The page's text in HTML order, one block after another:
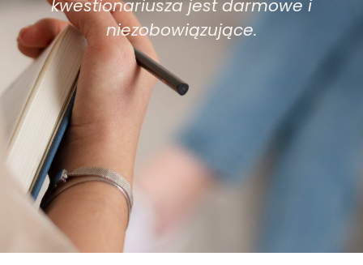
Gdy czujesz, że „coś jest
nie tak”, choć